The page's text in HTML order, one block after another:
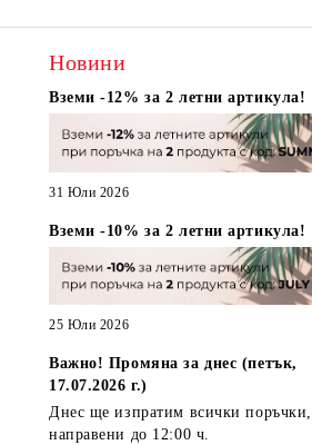
Новини
Вземи -12% за 2 летни артикула!
31 Юли 2026
Вземи -10% за 2 летни артикула!
25 Юли 2026
Важно! Промяна за днес (петък,
17.07.2026 г.)
Днес ще изпратим всички поръчки,
направени до 12:00 ч.